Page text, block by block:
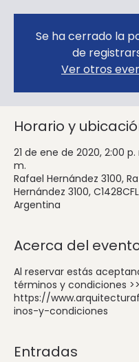
Se ha cerrado la
de
Ver otros
Horario y
21 de ene de 2020, 2:00
m.
Rafael Hernández 3100,
Hernández 3100,
Argentina
Acerca del
Al reservar estás
términos y condiciones
https://
inos-y-condiciones
Entradas